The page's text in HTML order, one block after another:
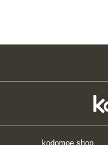
kodomoe shop